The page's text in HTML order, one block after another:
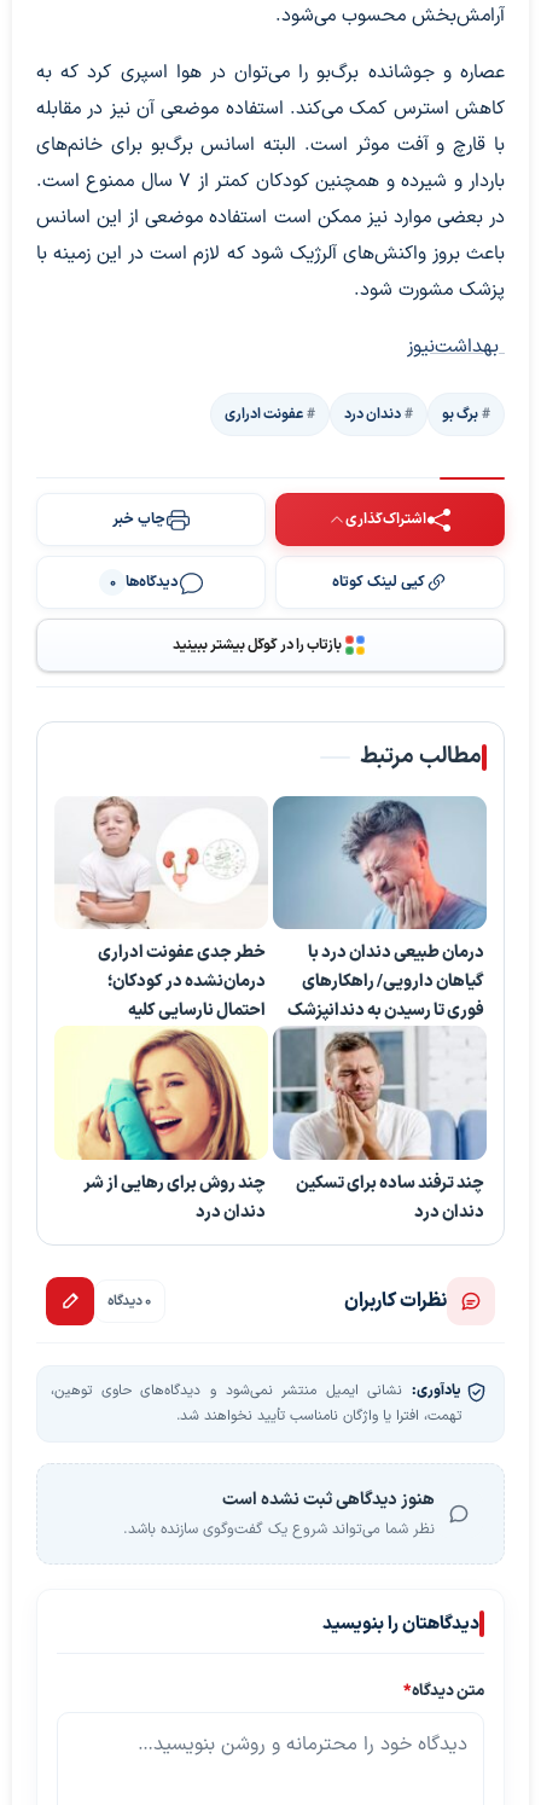
آرامش‌بخش محسوب می‌شود.
عصاره و جوشانده برگ‌بو را می‌توان در هوا اسپری کرد که به
کاهش استرس کمک می‌کند. استفاده موضعی آن نیز در مقابله
با قارچ و آفت موثر است. البته اسانس برگ‌بو برای خانم‌های
باردار و شیرده و همچنین کودکان کمتر از ۷ سال ممنوع است.
در بعضی موارد نیز ممکن است استفاده موضعی از این اسانس
باعث بروز واکنش‌های آلرژیک شود که لازم است در این زمینه با
پزشک مشورت شود.
بهداشت‌نیوز
برگ بو دندان درد عفونت ادراری
اشتراک‌گذاری چاپ خبر
کپی لینک کوتاه دیدگاه‌ها 0
بازتاب را در گوگل بیشتر ببینید
مطالب مرتبط
درمان طبیعی دندان درد با
گیاهان دارویی/ راهکارهای
فوری تا رسیدن به دندانپزشک
خطر جدی عفونت ادراری
درمان‌نشده در کودکان؛
احتمال نارسایی کلیه
چند ترفند ساده برای تسکین
دندان درد
چند روش برای رهایی از شر
دندان درد
نظرات کاربران 0 دیدگاه
یادآوری: نشانی ایمیل منتشر نمی‌شود و دیدگاه‌های حاوی توهین،
تهمت، افترا یا واژگان نامناسب تأیید نخواهند شد.
هنوز دیدگاهی ثبت نشده است
نظر شما می‌تواند شروع یک گفت‌وگوی سازنده باشد.
دیدگاهتان را بنویسید
متن دیدگاه*